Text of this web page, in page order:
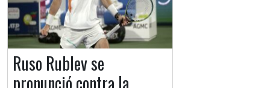
Ruso Rublev se
pronunció contra la